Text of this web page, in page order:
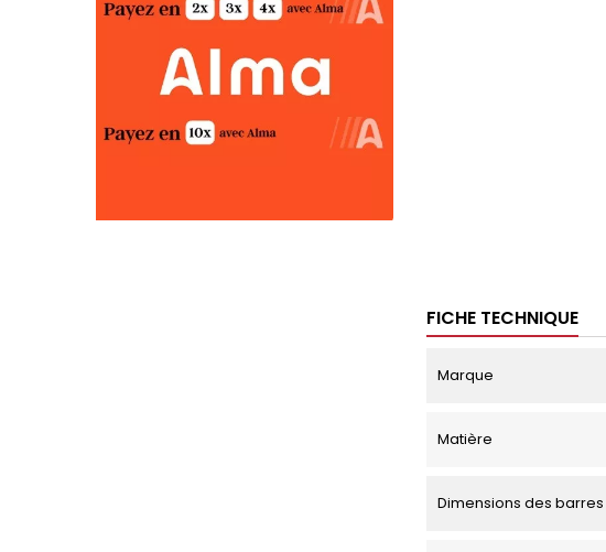
FICHE TECHNIQUE
Marque
Matière
Dimensions des barres